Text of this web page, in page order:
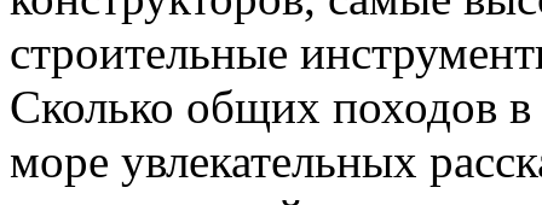
строительные
Сколько общих походов
море увлекательных